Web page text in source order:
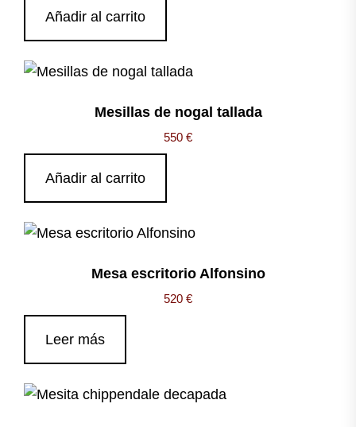
Añadir al carrito
Mesillas de nogal tallada
550 €
Añadir al carrito
Mesa escritorio Alfonsino
520 €
Leer más